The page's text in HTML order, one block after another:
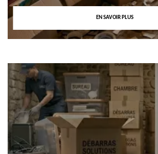
EN SAVOIR PLUS